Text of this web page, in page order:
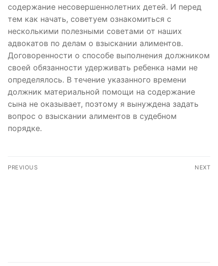
содержание несовершеннолетних детей. И перед
тем как начать, советуем ознакомиться с
несколькими полезными советами от наших
адвокатов по делам о взыскании алиментов.
Договоренности о способе выполнения должником
своей обязанности удерживать ребенка нами не
определялось. В течение указанного времени
должник материальной помощи на содержание
сына не оказывает, поэтому я вынуждена задать
вопрос о взыскании алиментов в судебном
порядке.
PREVIOUS NEXT